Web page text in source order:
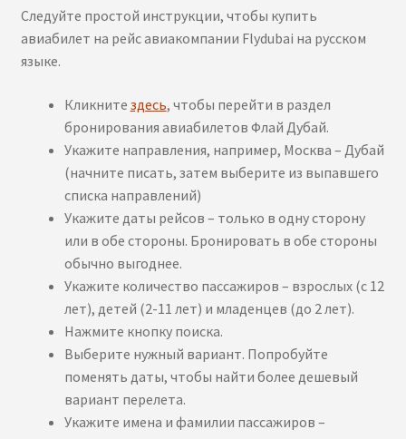
Следуйте простой инструкции, чтобы купить
авиабилет на рейс авиакомпании Flydubai на русском
языке.
Кликните здесь, чтобы перейти в раздел
бронирования авиабилетов Флай Дубай.
Укажите направления, например, Москва – Дубай
(начните писать, затем выберите из выпавшего
списка направлений)
Укажите даты рейсов – только в одну сторону
или в обе стороны. Бронировать в обе стороны
обычно выгоднее.
Укажите количество пассажиров – взрослых (с 12
лет), детей (2-11 лет) и младенцев (до 2 лет).
Нажмите кнопку поиска.
Выберите нужный вариант. Попробуйте
поменять даты, чтобы найти более дешевый
вариант перелета.
Укажите имена и фамилии пассажиров –